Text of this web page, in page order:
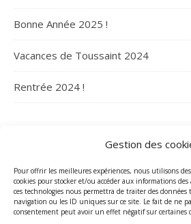
Gestion des
Pour offrir les meilleures expériences, nous utilisons
cookies pour stocker et/ou accéder aux informations
ces technologies nous permettra de traiter des
navigation ou les ID uniques sur ce site. Le fait de ne
consentement peut avoir un effet négatif sur certaines
Bonne Année 2025 !
Vacances de Toussaint 2024
Rentrée 2024 !
ARCHIVES
Archives